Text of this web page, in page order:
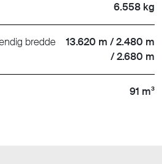
6.558 kg
bredde
13.620 m / 2.480 m
/ 2.680 m
91 m³